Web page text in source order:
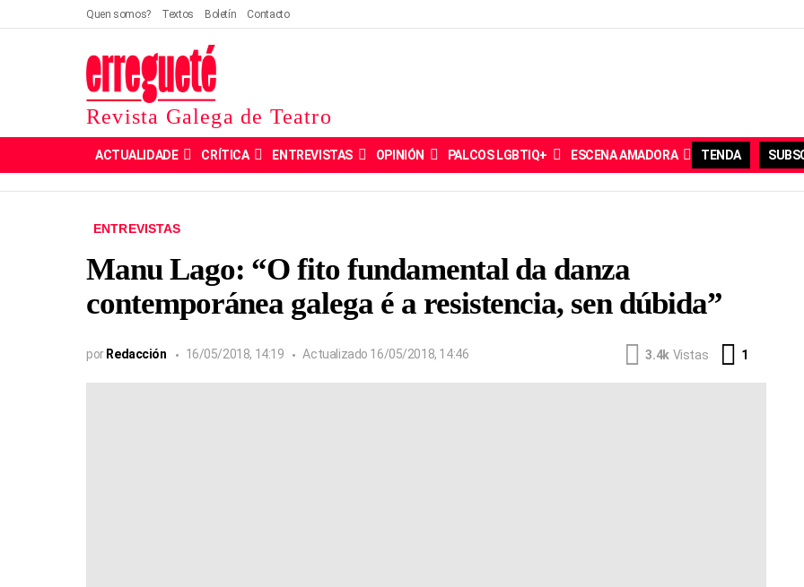
Quen somos? Textos Boletín Contacto
Revista Galega de Teatro
ACTUALIDADE CRÍTICA ENTREVISTAS OPINIÓN PALCOS LGBTIQ+ ESCENA AMADORA TENDA
ENTREVISTAS
Manu Lago: “O fito fundamental da danza
contemporánea galega é a resistencia, sen dúbida”
por Redacción 16/05/2018, 14:19 Actualizado 16/05/2018, 14:46 3.4k Vistas 1